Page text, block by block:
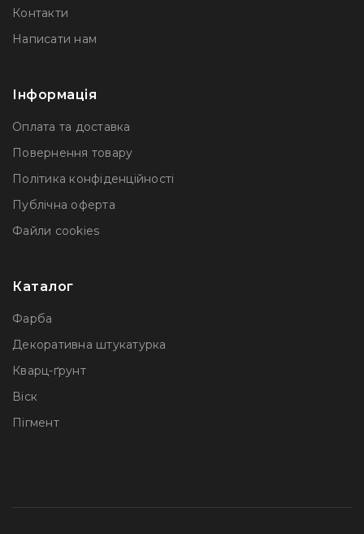
Контакти
Написати нам
Інформація
Оплата та доставка
Повернення товару
Політика конфіденційності
Публічна оферта
Файли сookies
Каталог
Фарба
Декоративна штукатурка
Кварц-ґрунт
Віск
Пігмент